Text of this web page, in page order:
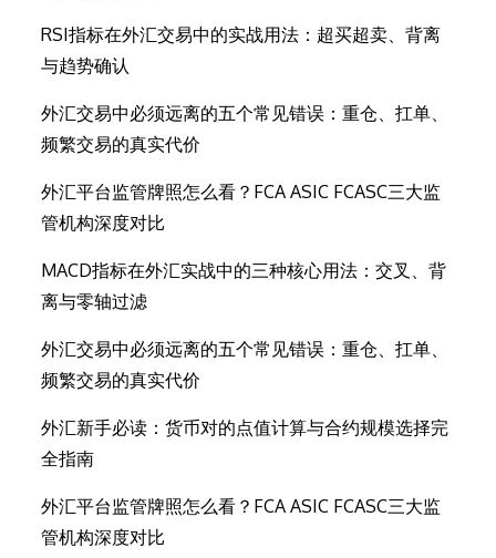
RSI指标在外汇交易中的实战用法：超买超卖、背离
与趋势确认
外汇交易中必须远离的五个常见错误：重仓、扛单、
频繁交易的真实代价
外汇平台监管牌照怎么看？FCA ASIC FCASC三大监
管机构深度对比
MACD指标在外汇实战中的三种核心用法：交叉、背
离与零轴过滤
外汇交易中必须远离的五个常见错误：重仓、扛单、
频繁交易的真实代价
外汇新手必读：货币对的点值计算与合约规模选择完
全指南
外汇平台监管牌照怎么看？FCA ASIC FCASC三大监
管机构深度对比